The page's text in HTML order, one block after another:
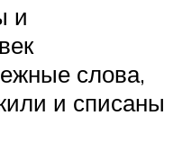
и
слова,
и списаны